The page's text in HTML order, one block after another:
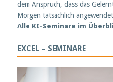
dem Anspruch, dass das
Morgen tatsächlich
Alle KI-Seminare im
EXCEL – SEMINARE